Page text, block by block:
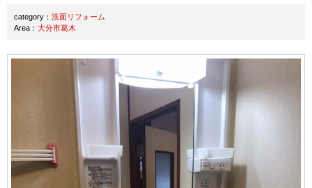
category： 洗面リフォーム
Area： 大分市葛木